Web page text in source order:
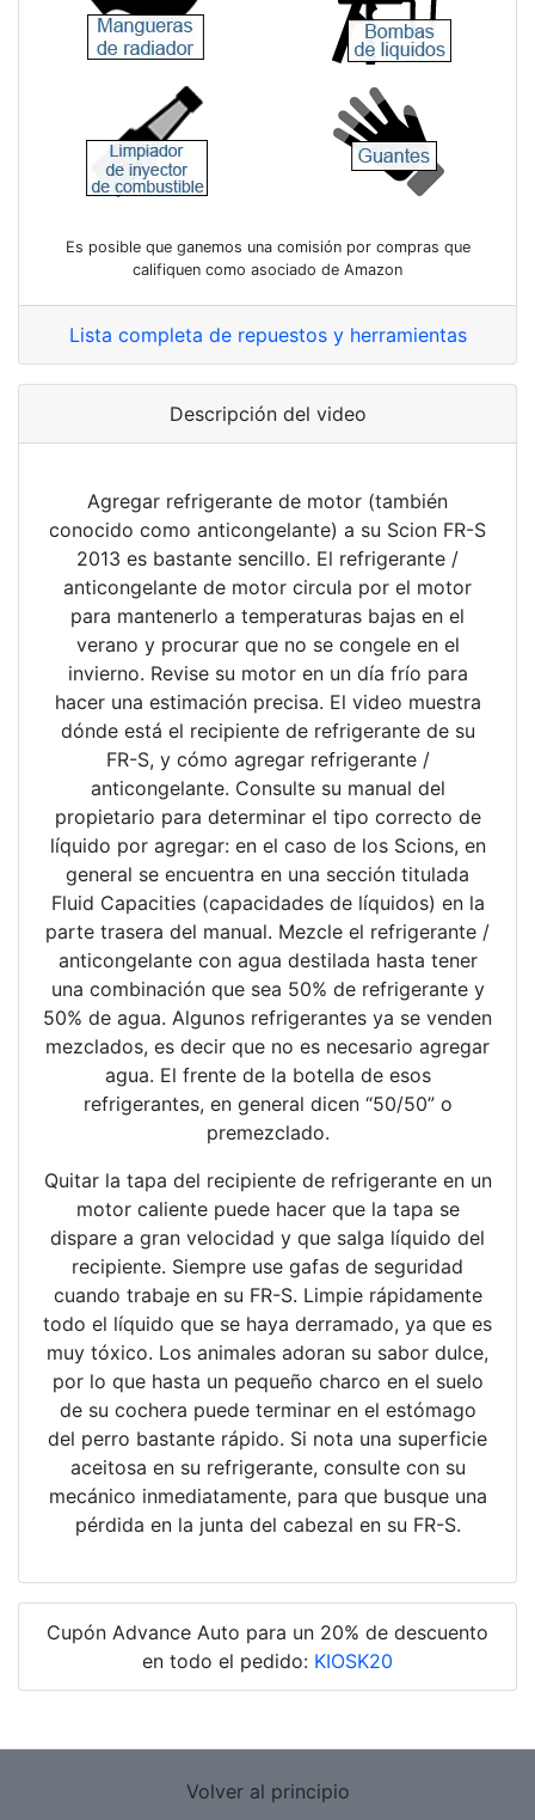
Es posible que ganemos una comisión por compras que
califiquen como asociado de Amazon
Lista completa de repuestos y herramientas
Descripción del video
Agregar refrigerante de motor (también
conocido como anticongelante) a su Scion FR-S
2013 es bastante sencillo. El refrigerante /
anticongelante de motor circula por el motor
para mantenerlo a temperaturas bajas en el
verano y procurar que no se congele en el
invierno. Revise su motor en un día frío para
hacer una estimación precisa. El video muestra
dónde está el recipiente de refrigerante de su
FR-S, y cómo agregar refrigerante /
anticongelante. Consulte su manual del
propietario para determinar el tipo correcto de
líquido por agregar: en el caso de los Scions, en
general se encuentra en una sección titulada
Fluid Capacities (capacidades de líquidos) en la
parte trasera del manual. Mezcle el refrigerante /
anticongelante con agua destilada hasta tener
una combinación que sea 50% de refrigerante y
50% de agua. Algunos refrigerantes ya se venden
mezclados, es decir que no es necesario agregar
agua. El frente de la botella de esos
refrigerantes, en general dicen “50/50” o
premezclado.
Quitar la tapa del recipiente de refrigerante en un
motor caliente puede hacer que la tapa se
dispare a gran velocidad y que salga líquido del
recipiente. Siempre use gafas de seguridad
cuando trabaje en su FR-S. Limpie rápidamente
todo el líquido que se haya derramado, ya que es
muy tóxico. Los animales adoran su sabor dulce,
por lo que hasta un pequeño charco en el suelo
de su cochera puede terminar en el estómago
del perro bastante rápido. Si nota una superficie
aceitosa en su refrigerante, consulte con su
mecánico inmediatamente, para que busque una
pérdida en la junta del cabezal en su FR-S.
Cupón Advance Auto para un 20% de descuento
en todo el pedido: KIOSK20
Volver al principio